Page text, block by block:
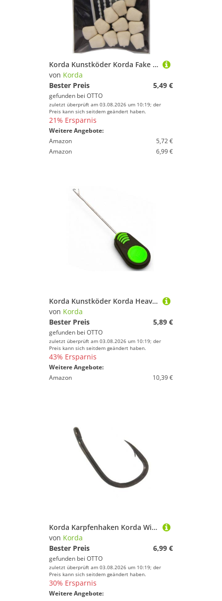
Korda Kunstköder Korda Fake Pop-up Corn (12 Stück)
von Korda
Bester Preis
5,49 €
gefunden bei OTTO
zuletzt überprüft am 03.08.2026 um 10:19; der
Preis kann sich seitdem geändert haben.
21% Ersparnis
Weitere Angebote:
Amazon
5,72 €
Amazon
6,99 €
Korda Kunstköder Korda Heavy Latch Needle 7cm - Ködernadel
von Korda
Bester Preis
5,89 €
gefunden bei OTTO
zuletzt überprüft am 03.08.2026 um 10:19; der
Preis kann sich seitdem geändert haben.
43% Ersparnis
Weitere Angebote:
Amazon
10,39 €
Korda Karpfenhaken Korda Wide Gape XX Karpfenhaken (10 Stück)
von Korda
Bester Preis
6,99 €
gefunden bei OTTO
zuletzt überprüft am 03.08.2026 um 10:19; der
Preis kann sich seitdem geändert haben.
30% Ersparnis
Weitere Angebote: